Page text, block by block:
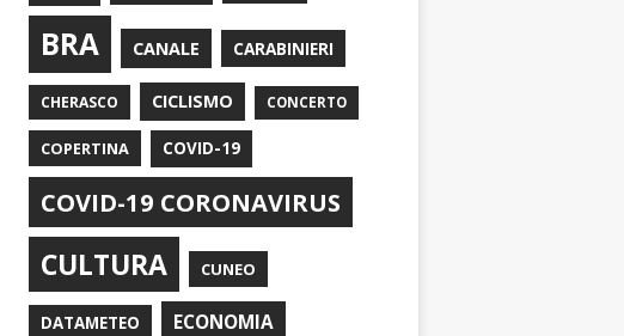
BRA CANALE CARABINIERI
CHERASCO CICLISMO CONCERTO
COPERTINA COVID-19
COVID-19 CORONAVIRUS
CULTURA CUNEO
DATAMETEO ECONOMIA